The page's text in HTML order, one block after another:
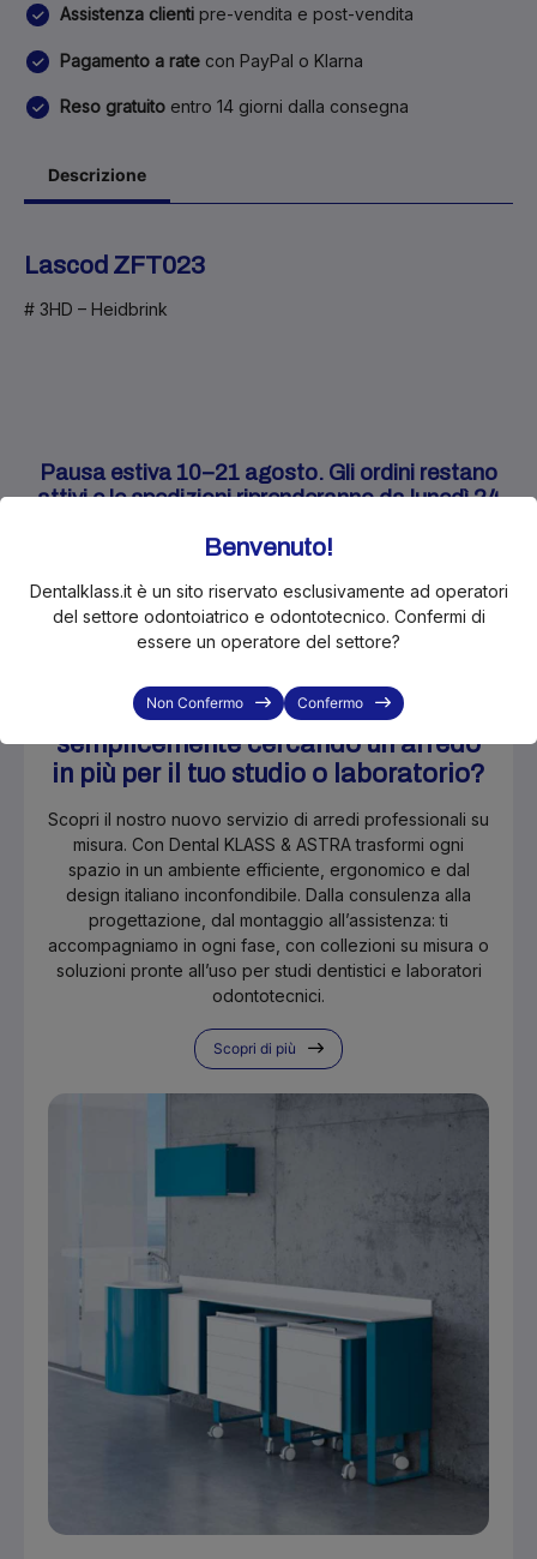
Assistenza clienti pre-vendita e post-vendita
Pagamento a rate con PayPal o Klarna
Reso gratuito entro 14 giorni dalla consegna
Descrizione
Lascod ZFT023
# 3HD – Heidbrink
Pausa estiva 10–21 agosto. Gli ordini restano
attivi e le spedizioni riprenderanno da lunedì 24
Stai progettando, rinnovando o
semplicemente cercando un arredo
in più per il tuo studio o laboratorio?
Scopri il nostro nuovo servizio di arredi professionali su
misura. Con Dental KLASS & ASTRA trasformi ogni
spazio in un ambiente efficiente, ergonomico e dal
design italiano inconfondibile. Dalla consulenza alla
progettazione, dal montaggio all’assistenza: ti
accompagniamo in ogni fase, con collezioni su misura o
soluzioni pronte all’uso per studi dentistici e laboratori
odontotecnici.
Scopri di più
Benvenuto!
Dentalklass.it è un sito riservato esclusivamente ad operatori
del settore odontoiatrico e odontotecnico. Confermi di
essere un operatore del settore?
Non Confermo Confermo